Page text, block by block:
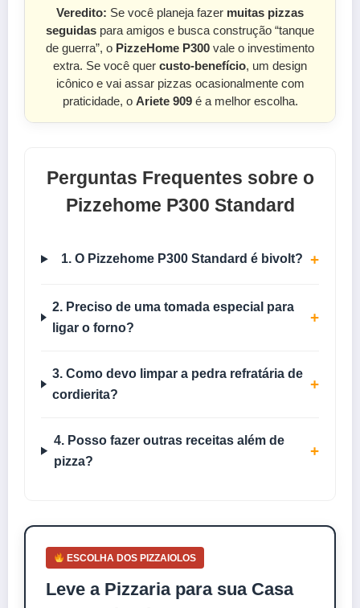
Veredito: Se você planeja fazer muitas pizzas
seguidas para amigos e busca construção “tanque
de guerra”, o PizzeHome P300 vale o investimento
extra. Se você quer custo-benefício, um design
icônico e vai assar pizzas ocasionalmente com
praticidade, o Ariete 909é a melhor escolha.
Perguntas Frequentes sobre o
Pizzehome P300 Standard
1. O Pizzehome P300 Standard é bivolt? +
2. Preciso de uma tomada especial para
ligar o forno?
+
3. Como devo limpar a pedra refratária de
cordierita?
+
4. Posso fazer outras receitas além de
pizza?
+
ESCOLHA DOS PIZZAIOLOS
Leve a Pizzaria para sua Casa